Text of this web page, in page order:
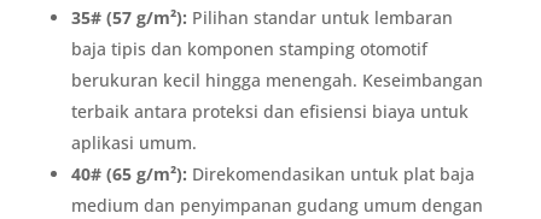
35# (57 g/m²): Pilihan standar untuk lembaran
baja tipis dan komponen stamping otomotif
berukuran kecil hingga menengah. Keseimbangan
terbaik antara proteksi dan efisiensi biaya untuk
aplikasi umum.
40# (65 g/m²): Direkomendasikan untuk plat baja
medium dan penyimpanan gudang umum dengan